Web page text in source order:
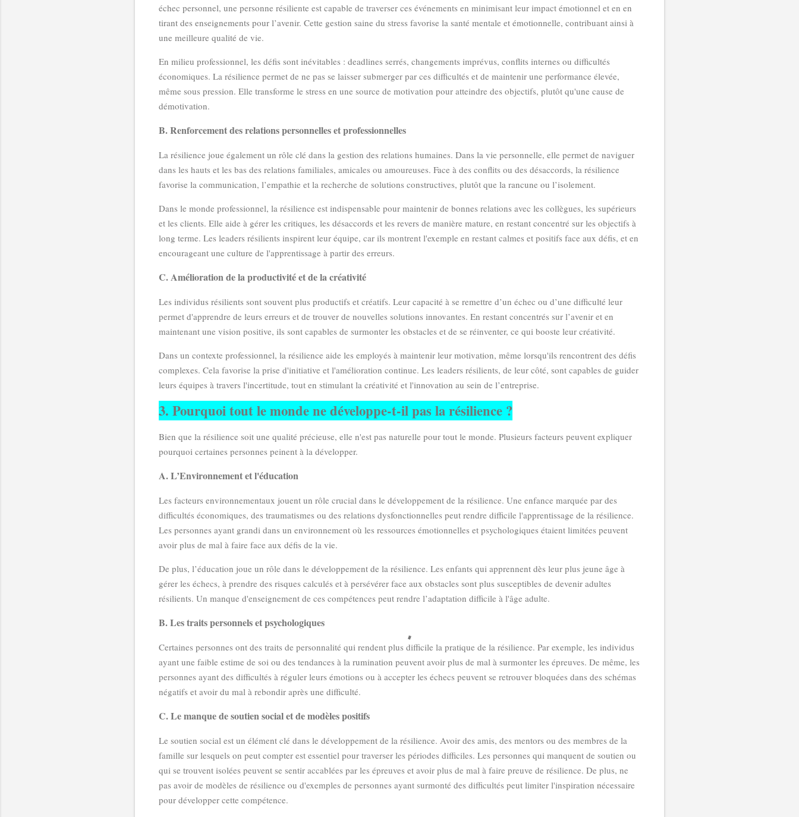
échec personnel, une personne résiliente est capable de traverser ces événements en minimisant leur impact émotionnel et en en
tirant des enseignements pour l’avenir. Cette gestion saine du stress favorise la santé mentale et émotionnelle, contribuant ainsi à
une meilleure qualité de vie.
En milieu professionnel, les défis sont inévitables : deadlines serrés, changements imprévus, conflits internes ou difficultés
économiques. La résilience permet de ne pas se laisser submerger par ces difficultés et de maintenir une performance élevée,
même sous pression. Elle transforme le stress en une source de motivation pour atteindre des objectifs, plutôt qu'une cause de
démotivation.
B. Renforcement des relations personnelles et professionnelles
La résilience joue également un rôle clé dans la gestion des relations humaines. Dans la vie personnelle, elle permet de naviguer
dans les hauts et les bas des relations familiales, amicales ou amoureuses. Face à des conflits ou des désaccords, la résilience
favorise la communication, l’empathie et la recherche de solutions constructives, plutôt que la rancune ou l’isolement.
Dans le monde professionnel, la résilience est indispensable pour maintenir de bonnes relations avec les collègues, les supérieurs
et les clients. Elle aide à gérer les critiques, les désaccords et les revers de manière mature, en restant concentré sur les objectifs à
long terme. Les leaders résilients inspirent leur équipe, car ils montrent l'exemple en restant calmes et positifs face aux défis, et en
encourageant une culture de l'apprentissage à partir des erreurs.
C. Amélioration de la productivité et de la créativité
Les individus résilients sont souvent plus productifs et créatifs. Leur capacité à se remettre d’un échec ou d’une difficulté leur
permet d'apprendre de leurs erreurs et de trouver de nouvelles solutions innovantes. En restant concentrés sur l’avenir et en
maintenant une vision positive, ils sont capables de surmonter les obstacles et de se réinventer, ce qui booste leur créativité.
Dans un contexte professionnel, la résilience aide les employés à maintenir leur motivation, même lorsqu'ils rencontrent des défis
complexes. Cela favorise la prise d'initiative et l'amélioration continue. Les leaders résilients, de leur côté, sont capables de guider
leurs équipes à travers l'incertitude, tout en stimulant la créativité et l'innovation au sein de l’entreprise.
3. Pourquoi tout le monde ne développe-t-il pas la résilience ?
Bien que la résilience soit une qualité précieuse, elle n'est pas naturelle pour tout le monde. Plusieurs facteurs peuvent expliquer
pourquoi certaines personnes peinent à la développer.
A. L’Environnement et l'éducation
Les facteurs environnementaux jouent un rôle crucial dans le développement de la résilience. Une enfance marquée par des
difficultés économiques, des traumatismes ou des relations dysfonctionnelles peut rendre difficile l'apprentissage de la résilience.
Les personnes ayant grandi dans un environnement où les ressources émotionnelles et psychologiques étaient limitées peuvent
avoir plus de mal à faire face aux défis de la vie.
De plus, l’éducation joue un rôle dans le développement de la résilience. Les enfants qui apprennent dès leur plus jeune âge à
gérer les échecs, à prendre des risques calculés et à persévérer face aux obstacles sont plus susceptibles de devenir adultes
résilients. Un manque d'enseignement de ces compétences peut rendre l’adaptation difficile à l'âge adulte.
B. Les traits personnels et psychologiques
Certaines personnes ont des traits de personnalité qui rendent plus difficile la pratique de la résilience. Par exemple, les individus
ayant une faible estime de soi ou des tendances à la rumination peuvent avoir plus de mal à surmonter les épreuves. De même, les
personnes ayant des difficultés à réguler leurs émotions ou à accepter les échecs peuvent se retrouver bloquées dans des schémas
négatifs et avoir du mal à rebondir après une difficulté.
C. Le manque de soutien social et de modèles positifs
Le soutien social est un élément clé dans le développement de la résilience. Avoir des amis, des mentors ou des membres de la
famille sur lesquels on peut compter est essentiel pour traverser les périodes difficiles. Les personnes qui manquent de soutien ou
qui se trouvent isolées peuvent se sentir accablées par les épreuves et avoir plus de mal à faire preuve de résilience. De plus, ne
pas avoir de modèles de résilience ou d'exemples de personnes ayant surmonté des difficultés peut limiter l'inspiration nécessaire
pour développer cette compétence.